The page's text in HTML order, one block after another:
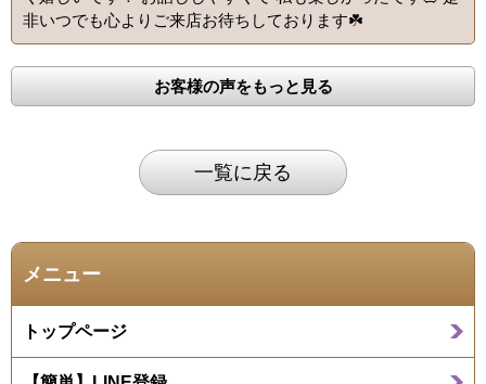
非いつでも心よりご来店お待ちしております☘️
お客様の声をもっと見る
一覧に戻る
メニュー
トップページ